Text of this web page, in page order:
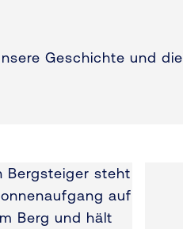
Geschichte und die